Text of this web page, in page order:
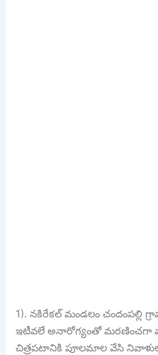
1). నకిరేకల్ మండలం చందంపల్లి
ఇటీవలే అనారోగ్యంతో మరణించగా
చిత్రపటానికి పూలమాల వేసి